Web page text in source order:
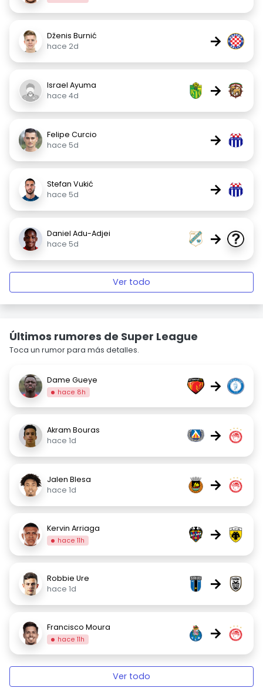
Dženis Burnić
hace 2d
→
Israel Ayuma
hace 4d
→
Felipe Curcio
hace 5d
→
Stefan Vukić
hace 5d
→
Daniel Adu-Adjei
hace 5d
→
Ver todo
Últimos rumores de Super League
Toca un rumor para más detalles.
Dame Gueye
hace 8h →
Akram Bouras
hace 1d
→
Jalen Blesa
hace 1d
→
Kervin Arriaga
hace 11h →
Robbie Ure
hace 1d
→
Francisco Moura
hace 11h →
Ver todo